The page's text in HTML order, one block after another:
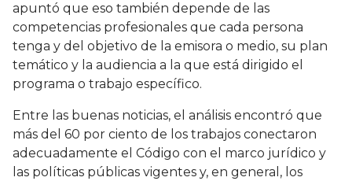
apuntó que eso también depende de las
competencias profesionales que cada persona
tenga y del objetivo de la emisora o medio, su plan
temático y la audiencia a la que está dirigido el
programa o trabajo específico.
Entre las buenas noticias, el análisis encontró que
más del 60 por ciento de los trabajos conectaron
adecuadamente el Código con el marco jurídico y
las políticas públicas vigentes y, en general, los